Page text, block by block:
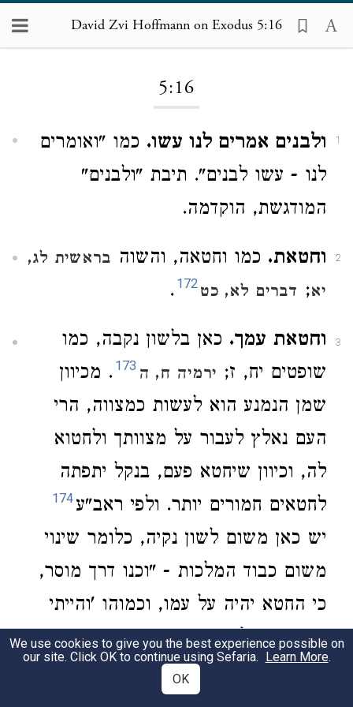
David Zvi Hoffmann on Exodus 5:16
5:16
1 ולבנים אמרים לנו עשו. כמו "ואומרים
לנו - עשו לבנים". תיבת "ולבנים"
המודגשת, הוקדמה.
2 וחטאת. כמו וחטאה, והשוה בראשית לג,
יא; דברים לא, כט172
.
3 וחטאת עמך. כאן בלשון נקבה, כמו
שופטים יח, ז; ירמיה ח, ה 173. מכיוון
שמן הנמנע הוא לעשות כמצווה, הרי
העם נאלץ לעבור על מצוותך ולחטוא
לה, וכיוון שיחטא פעם, בנקל יתפתה
לחטאים חמורים יותר. ולפי ראב"ע174
יש כאן משום לשון נקיה, כלומר שינוי
משום כבוד המלכות - "וכנו דרך מוסר,
כי החטא יהיה על עמו, וכמוהו 'והייתי
אני ובני שלמה חטאים' (מלכים א' א, כו);
'ואויבינו ילעגו־למו' (תהלים פ, ז
We use cookies to give you the best experience possible on
our site. Click OK to continue using Sefaria. Learn More.
OK